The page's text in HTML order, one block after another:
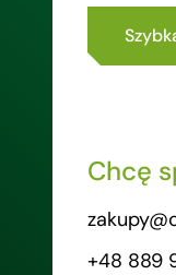
Chcę
+48 889